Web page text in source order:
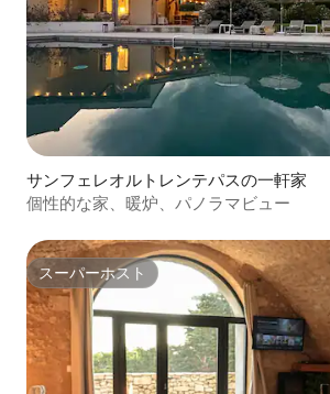
サンフェレオルトレンテパスの一軒家
個性的な家、暖炉、パノラマビュー
スーパーホスト
スーパーホスト